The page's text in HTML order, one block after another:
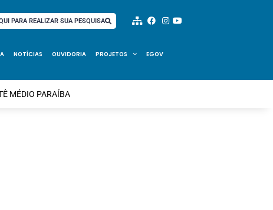
PARA REALIZAR SUA PESQUISA
NOTÍCIAS OUVIDORIA PROJETOS EGOV
MÉDIO PARAÍBA